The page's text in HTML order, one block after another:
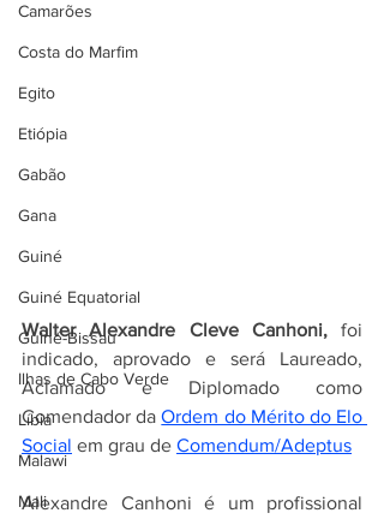
Camarões
Costa do Marfim
Egito
Etiópia
Gabão
Gana
Guiné
Guiné Equatorial
Guiné-Bissau
Ilhas de Cabo Verde
Líbia
Malawi
Mali
Walter Alexandre Cleve Canhoni, foi
indicado, aprovado e será Laureado,
Aclamado e Diplomado como
Comendador da Ordem do Mérito do Elo
Social em grau de Comendum/Adeptus
Alexandre Canhoni é um profissional